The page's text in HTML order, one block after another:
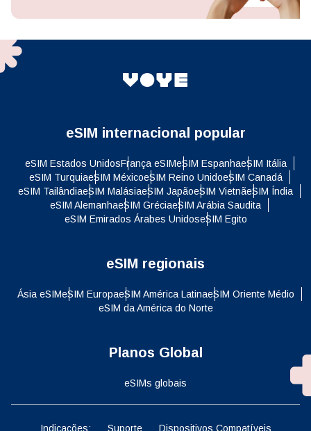
eSIM internacional popular
eSIM Estados UnidosFrança eSIMeSIM EspanhaeSIM Itália
eSIM TurquiaeSIM MéxicoeSIM Reino UnidoeSIM Canadá
eSIM TailândiaeSIM MalásiaeSIM JapãoeSIM VietnãeSIM Índia
eSIM AlemanhaeSIM GréciaeSIM Arábia Saudita
eSIM Emirados Árabes UnidoseSIM Egito
eSIM regionais
Ásia eSIMeSIM EuropaeSIM América LatinaeSIM Oriente Médio
eSIM da América do Norte
Planos Global
eSIMs globais
Indicações: Suporte Dispositivos Compatíveis